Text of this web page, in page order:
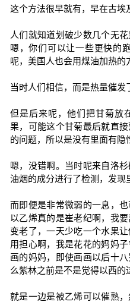
这个方法很早就有，早在古埃
人们就知道划破少数几个无
嗯，你们可以让一些更快的
呢，美国人也会用煤油加热的
当时人们相信，而是热量催发
但是后来呢，他们把甘菊放
果，可能这个甘菊最后就直
的问题，所以是没有里面有隐
嗯，没错啊。当时呢来自洛
油烟的成分进行了检测，发现
而即便是非常微弱的一息，
以乙烯真的是崔老纪啊，我
变老了，一天少吃一个水果
用担心啊，我是花花的妈妈
画的妈妈，即使画画以后十
么紫林之前是不是觉得以西的
就是一边是被乙烯可以催熟